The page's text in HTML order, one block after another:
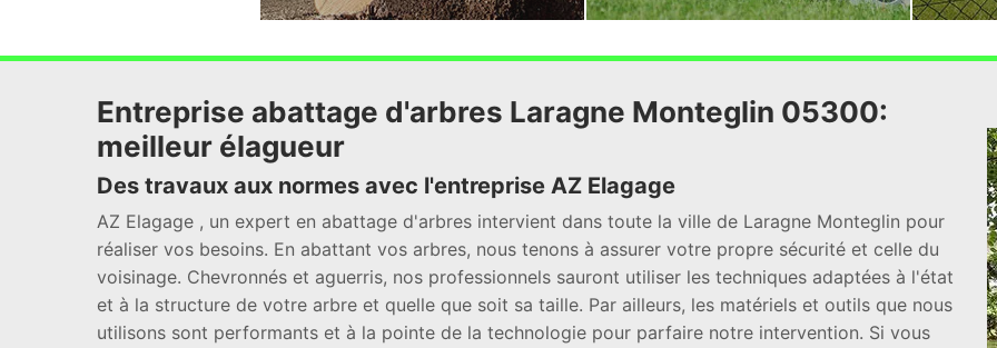
Entreprise abattage d'arbres Laragne Monteglin 05300:
meilleur élagueur
Des travaux aux normes avec l'entreprise AZ Elagage
AZ Elagage , un expert en abattage d'arbres intervient dans toute la ville de Laragne Monteglin pour
réaliser vos besoins. En abattant vos arbres, nous tenons à assurer votre propre sécurité et celle du
voisinage. Chevronnés et aguerris, nos professionnels sauront utiliser les techniques adaptées à l'état
et à la structure de votre arbre et quelle que soit sa taille. Par ailleurs, les matériels et outils que nous
utilisons sont performants et à la pointe de la technologie pour parfaire notre intervention. Si vous